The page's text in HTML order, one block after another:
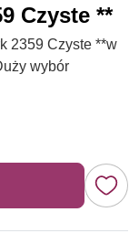
Czyste **
2359 Czyste **w
wybór